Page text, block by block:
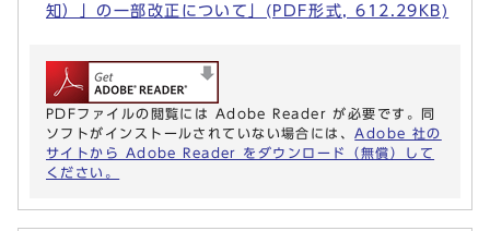
知）」の一部改正について」(PDF形式, 612.29KB)
PDFファイルの閲覧には Adobe Reader が必要です。同
ソフトがインストールされていない場合には、 Adobe 社の
サイトから Adobe Reader をダウンロード（無償）して
ください。